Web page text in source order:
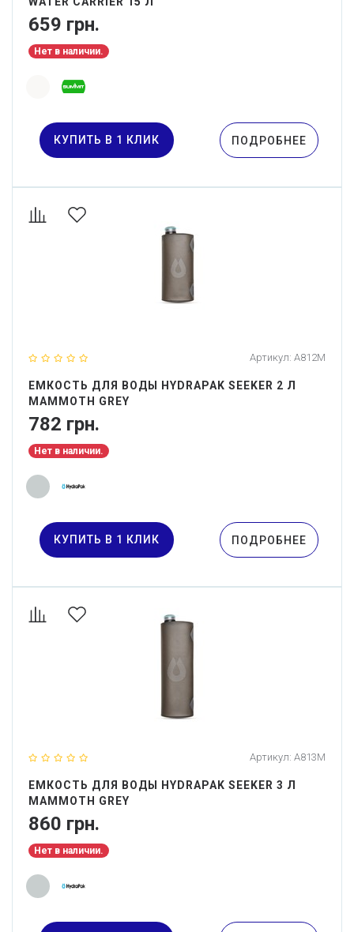
659 грн.
Нет в наличии.
КУПИТЬ В 1 КЛИК ПОДРОБНЕЕ
Артикул: A812M
ЕМКОСТЬ ДЛЯ ВОДЫ HYDRAPAK SEEKER 2 Л
MAMMOTH GREY
782 грн.
Нет в наличии.
КУПИТЬ В 1 КЛИК ПОДРОБНЕЕ
Артикул: A813M
ЕМКОСТЬ ДЛЯ ВОДЫ HYDRAPAK SEEKER 3 Л
MAMMOTH GREY
860 грн.
Нет в наличии.